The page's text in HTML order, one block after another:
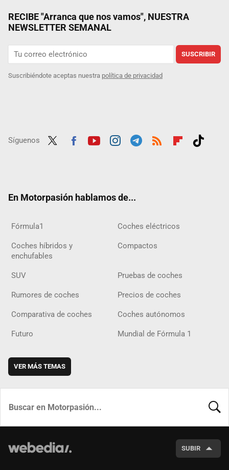
RECIBE "Arranca que nos vamos", NUESTRA
NEWSLETTER SEMANAL
SUSCRIBIR
Suscribiéndote aceptas nuestra política de privacidad
Síguenos
En Motorpasión hablamos de...
Fórmula1 Coches eléctricos
Coches híbridos y
enchufables
Compactos
SUV Pruebas de coches
Rumores de coches Precios de coches
Comparativa de coches Coches autónomos
Futuro Mundial de Fórmula 1
VER MÁS TEMAS
SUBIR